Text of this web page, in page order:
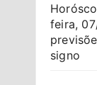
feira,
signo